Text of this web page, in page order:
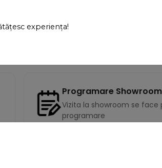
experiența!
Programare Showroom
Vizita la showroom se face
programare